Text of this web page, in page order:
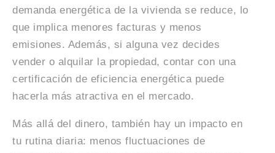
demanda energética de la vivienda se reduce, lo
que implica menores facturas y menos
emisiones. Además, si alguna vez decides
vender o alquilar la propiedad, contar con una
certificación de eficiencia energética puede
hacerla más atractiva en el mercado.
Más allá del dinero, también hay un impacto en
tu rutina diaria: menos fluctuaciones de